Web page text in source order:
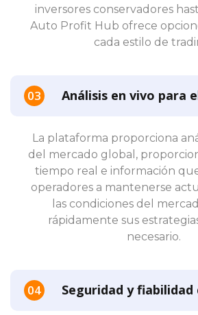
inversores conservadores
Auto Profit Hub ofrece
cada estilo de
Análisis en vivo para
La plataforma proporciona
del mercado global,
tiempo real e información
operadores a mantenerse
las condiciones del
rápidamente sus
necesario.
Seguridad y fiabilidad